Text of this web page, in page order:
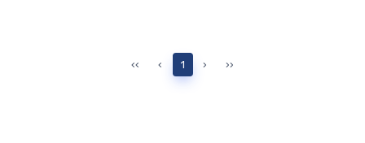
‹‹ ‹ 1 › ››